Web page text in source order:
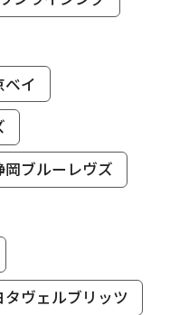
イ
岡ブルーレヴズ
タヴェルブリッツ